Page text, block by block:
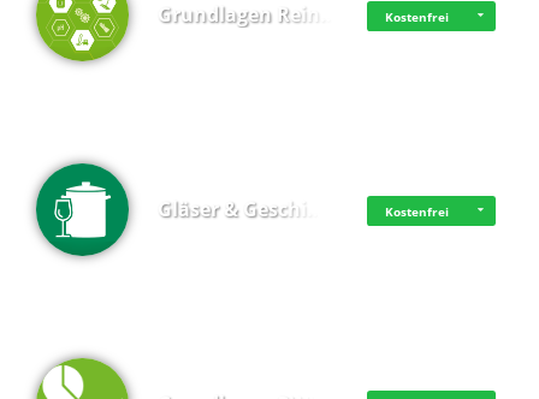
Grundlagen Rein… Kostenfrei
Gläser & Geschi… Kostenfrei